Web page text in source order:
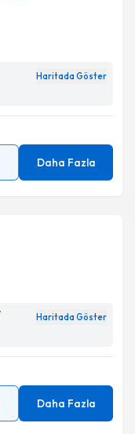
Haritada Göster
Daha Fazla
Haritada Göster
Daha Fazla